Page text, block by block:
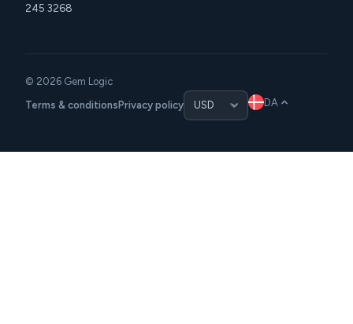
245 3268
© 2026 Gem Logic
Terms & conditions Privacy policy DA